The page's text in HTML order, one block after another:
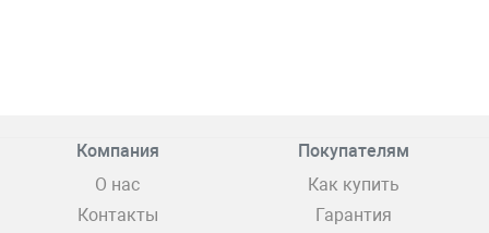
Компания
О нас
Контакты
Покупателям
Как купить
Гарантия